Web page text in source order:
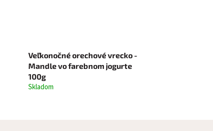
Veľkonočné orechové vrecko -
Mandle vo farebnom jogurte
100g
Skladom